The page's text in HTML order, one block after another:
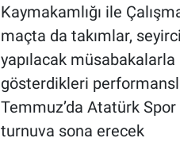
Kaymakamlığı ile
maçta da takımlar,
yapılacak
gösterdikleri
Temmuz’da Atatürk
turnuva sona erecek